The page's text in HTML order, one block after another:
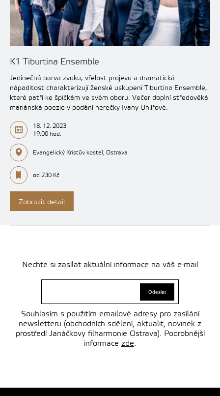
K1 Tiburtina Ensemble
Jedinečná barva zvuku, vřelost projevu a dramatická
nápaditost charakterizují ženské uskupení Tiburtina Ensemble,
které patří ke špičkám ve svém oboru. Večer doplní středověká
mariánská poezie v podání herečky Ivany Uhlířové.
18. 12. 2023
19:00 hod.
Evangelický Kristův kostel, Ostrava
od 230 Kč
Zobrazit detail
Nechte si zasílat aktuální informace na váš e-mail
Souhlasím s použitím emailové adresy pro zasílání
newsletteru (obchodních sdělení, aktualit, novinek z
prostředí Janáčkovy filharmonie Ostrava). Podrobnější
informace zde.